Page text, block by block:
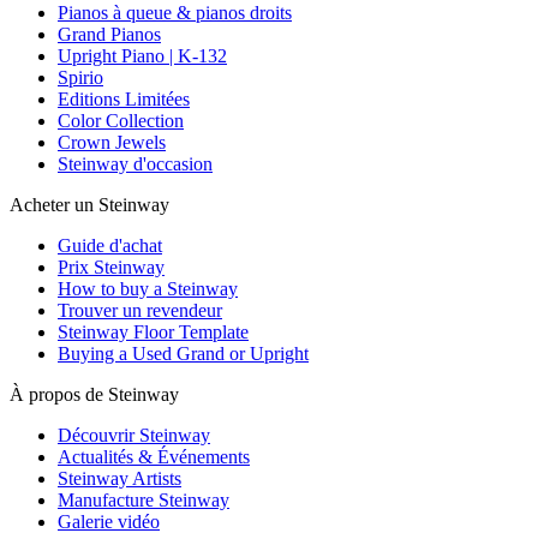
Pianos à queue & pianos droits
Grand Pianos
Upright Piano | K-132
Spirio
Editions Limitées
Color Collection
Crown Jewels
Steinway d'occasion
Acheter un Steinway
Guide d'achat
Prix Steinway
How to buy a Steinway
Trouver un revendeur
Steinway Floor Template
Buying a Used Grand or Upright
À propos de Steinway
Découvrir Steinway
Actualités & Événements
Steinway Artists
Manufacture Steinway
Galerie vidéo